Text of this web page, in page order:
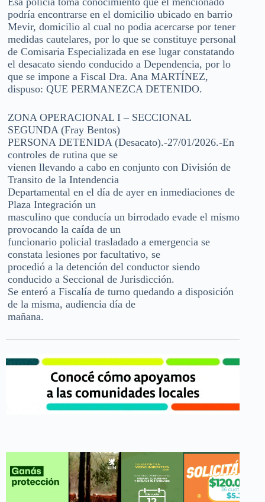
podría encontrarse en el domicilio ubicado en barrio
Mevir, domicilio al cual no podia acercarse por tener
medidas cautelares, por lo que se constituye personal
de Comisaria Especializada en ese lugar constatando
el desacato siendo conducido a Dependencia, por lo
que se impone a Fiscal Dra. Ana MARTÍNEZ,
dispuso: QUE PERMANEZCA DETENIDO.
ZONA OPERACIONAL I – SECCIONAL
SEGUNDA (Fray Bentos)
PERSONA DETENIDA (Desacato).-27/01/2026.-En
controles de rutina que se
vienen llevando a cabo en conjunto con División de
Transito de la Intendencia
Departamental en el día de ayer en inmediaciones de
Plaza Integración un
masculino que conducía un birrodado evade el mismo
provocando la caída de un
funcionario policial trasladado a emergencia se
constata lesiones por facultativo, se
procedió a la detención del conductor siendo
conducido a Seccional de Jurisdicción.
Se enteró a Fiscalía de turno quedando a disposición
de la misma, audiencia día de
mañana.